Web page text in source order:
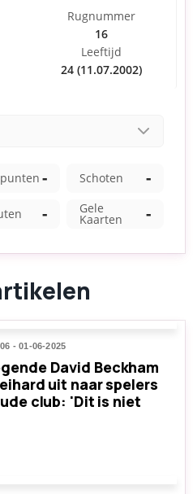
- 01-06-2025
David Beckham
uit naar spelers
club: 'Dit is niet